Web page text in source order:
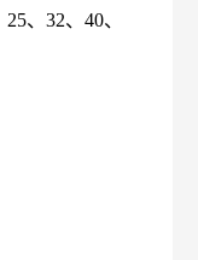
、32、40、